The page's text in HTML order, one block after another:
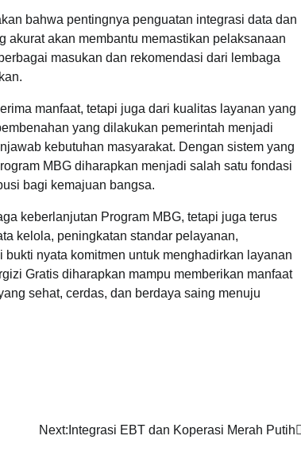
bahwa pentingnya penguatan integrasi data dan
akan membantu memastikan pelaksanaan
masukan dan rekomendasi dari lembaga
manfaat, tetapi juga dari kualitas layanan yang
yang dilakukan pemerintah menjadi
kebutuhan masyarakat. Dengan sistem yang
MBG diharapkan menjadi salah satu fondasi
bagi kemajuan bangsa.
keberlanjutan Program MBG, tetapi juga terus
kelola, peningkatan standar pelayanan,
nyata komitmen untuk menghadirkan layanan
Gratis diharapkan mampu memberikan manfaat
sehat, cerdas, dan berdaya saing menuju
Next: Integrasi EBT dan Koperasi Merah Putih